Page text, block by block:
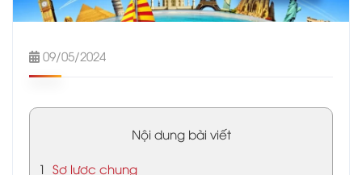
09/05/2024
Nội dung bài viết
1 Sơ lược chung